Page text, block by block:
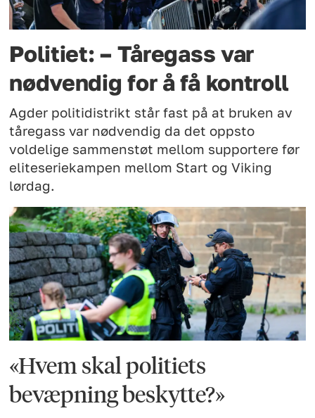
Politiet: – Tåregass var
nødvendig for å få kontroll
Agder politidistrikt står fast på at bruken av
tåregass var nødvendig da det oppsto
voldelige sammenstøt mellom supportere før
eliteseriekampen mellom Start og Viking
lørdag.
«Hvem skal politiets
bevæpning beskytte?»